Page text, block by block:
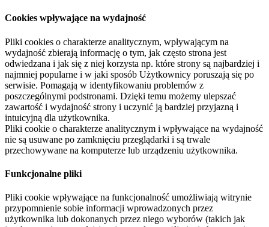
Cookies wpływające na wydajność
Pliki cookies o charakterze analitycznym, wpływającym na
wydajność zbierają informację o tym, jak często strona jest
odwiedzana i jak się z niej korzysta np. które strony są najbardziej i
najmniej popularne i w jaki sposób Użytkownicy poruszają się po
serwisie. Pomagają w identyfikowaniu problemów z
poszczególnymi podstronami. Dzięki temu możemy ulepszać
zawartość i wydajność strony i uczynić ją bardziej przyjazną i
intuicyjną dla użytkownika.
Pliki cookie o charakterze analitycznym i wpływające na wydajność
nie są usuwane po zamknięciu przeglądarki i są trwale
przechowywane na komputerze lub urządzeniu użytkownika.
Funkcjonalne pliki
Pliki cookie wpływające na funkcjonalność umożliwiają witrynie
przypomnienie sobie informacji wprowadzonych przez
użytkownika lub dokonanych przez niego wyborów (takich jak